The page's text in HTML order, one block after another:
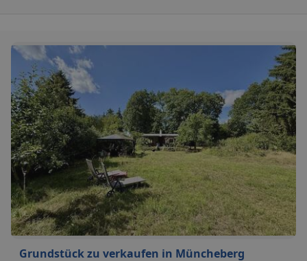
Grundstück zu verkaufen in Müncheberg